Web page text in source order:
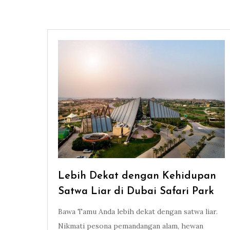
Lebih Dekat dengan Kehidupan
Satwa Liar di Dubai Safari Park
Bawa Tamu Anda lebih dekat dengan satwa liar.
Nikmati pesona pemandangan alam, hewan